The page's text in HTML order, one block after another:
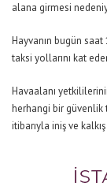
alana girmesi
Hayvanın bugün saat
taksi yollarını kat
Havaalanı
herhangi bir güvenlik
itibarıyla iniş ve